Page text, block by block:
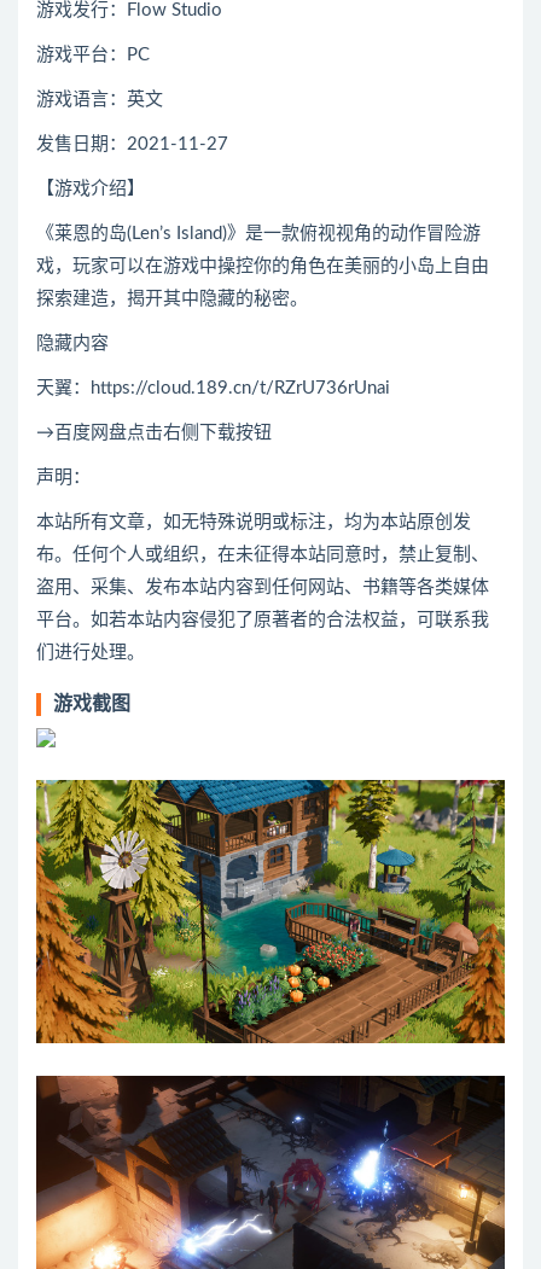
游戏发行：Flow Studio
游戏平台：PC
游戏语言：英文
发售日期：2021-11-27
【游戏介绍】
《莱恩的岛(Len’s Island)》是一款俯视视角的动作冒险游
戏，玩家可以在游戏中操控你的角色在美丽的小岛上自由
探索建造，揭开其中隐藏的秘密。
隐藏内容
天翼：https://cloud.189.cn/t/RZrU736rUnai
→百度网盘点击右侧下载按钮
声明：
本站所有文章，如无特殊说明或标注，均为本站原创发
布。任何个人或组织，在未征得本站同意时，禁止复制、
盗用、采集、发布本站内容到任何网站、书籍等各类媒体
平台。如若本站内容侵犯了原著者的合法权益，可联系我
们进行处理。
游戏截图